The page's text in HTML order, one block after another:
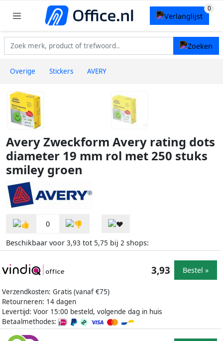
Overige Stickers AVERY
Avery Zweckform Avery rating dots
diameter 19 mm rol met 250 stuks
smiley groen
0
Beschikbaar voor 3,93 tot 5,75 bij 2 shops:
Verzendkosten: Gratis (vanaf €75)
Retourneren: 14 dagen
Levertijd: Voor 15:00 besteld, volgende dag in huis
Betaalmethodes:
3,93 Bestel »